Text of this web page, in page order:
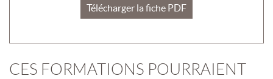
Télécharger la fiche PDF
CES FORMATIONS POURRAIENT